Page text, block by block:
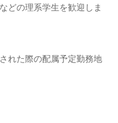
どの理系学生を歓迎しま
れた際の配属予定勤務地